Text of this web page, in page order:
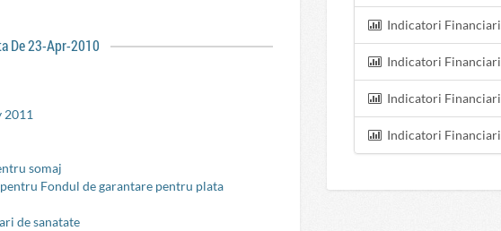
De 23-Apr-2010
2011
somaj
Fondul de garantare pentru plata
de sanatate
Indicatori Financiari
Indicatori Financiari
Indicatori Financiari
Indicatori Financiari